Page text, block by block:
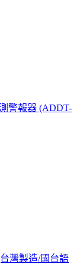
警報器 (ADDT-
灣製造/國台語